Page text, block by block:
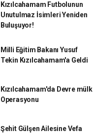
Kızılcahamam Futbolunun
Unutulmaz İsimleri Yeniden
Buluşuyor!
Milli Eğitim Bakanı Yusuf
Tekin Kızılcahamam'a Geldi
Kızılcahamam'da Devre mülk
Operasyonu
Şehit Gülşen Ailesine Vefa